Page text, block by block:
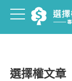
選擇權文章